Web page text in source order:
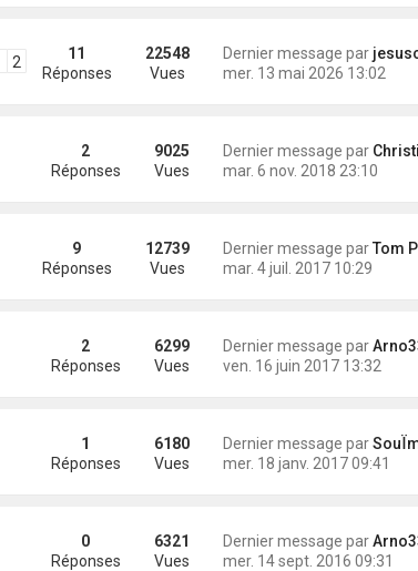
Dernier message par
mer. 13 mai 2026 13:02
11
Réponses
22548
Vues
2
Dernier message par
mar. 6 nov. 2018 23:10
2
Réponses
9025
Vues
Dernier message parTom
mar. 4 juil. 2017 10:29
9
Réponses
12739
Vues
Dernier message par
ven. 16 juin 2017 13:32
2
Réponses
6299
Vues
Dernier message par
mer. 18 janv. 2017 09:41
1
Réponses
6180
Vues
Dernier message par
mer. 14 sept. 2016 09:31
0
Réponses
6321
Vues